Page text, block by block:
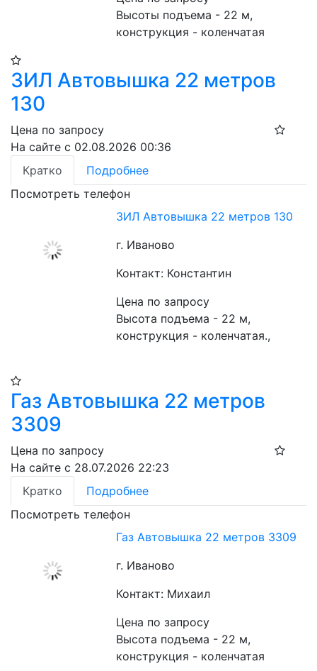
Высоты подъема - 22 м,
конструкция - коленчатая
ЗИЛ Автовышка 22 метров
130
Цена по запросу
На сайте с 02.08.2026 00:36
Кратко
Подробнее
Посмотреть телефон
ЗИЛ Автовышка 22 метров 130
г. Иваново
Контакт: Константин
Цена по запросу
Высота подъема - 22 м,
конструкция - коленчатая.,
Газ Автовышка 22 метров
3309
Цена по запросу
На сайте с 28.07.2026 22:23
Кратко
Подробнее
Посмотреть телефон
Газ Автовышка 22 метров 3309
г. Иваново
Контакт: Михаил
Цена по запросу
Высота подъема - 22 м,
конструкция - коленчатая